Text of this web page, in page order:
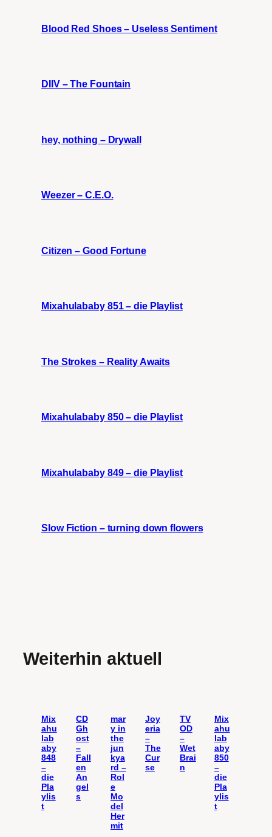
Blood Red Shoes – Useless Sentiment
DIIV – The Fountain
hey, nothing – Drywall
Weezer – C.E.O.
Citizen – Good Fortune
Mixahulababy 851 – die Playlist
The Strokes – Reality Awaits
Mixahulababy 850 – die Playlist
Mixahulababy 849 – die Playlist
Slow Fiction – turning down flowers
Weiterhin aktuell
Mix
ahu
lab
aby
848
–
die
Pla
ylis
t
CD
Gh
ost
–
Fall
en
An
gel
s
mar
y in
the
jun
kya
rd –
Rol
e
Mo
del
Her
mit
Joy
eria
–
The
Cur
se
TV
OD
–
Wet
Brai
n
Mix
ahu
lab
aby
850
–
die
Pla
ylis
t